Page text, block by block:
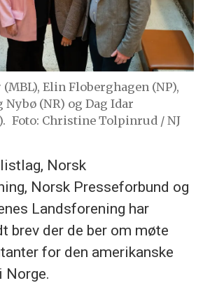
(MBL), Elin Floberghagen (NP),
(NR) og Dag Idar
Foto: Christine Tolpinrud / NJ
Norsk
Norsk Presseforbund og
Landsforening har
brev der de ber om møte
for den amerikanske
Norge.